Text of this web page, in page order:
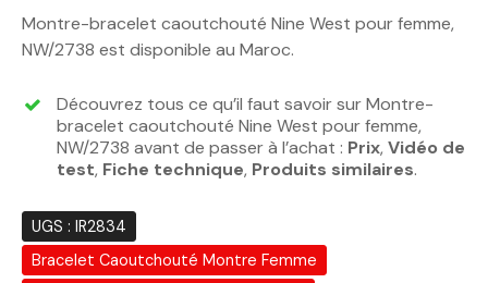
Montre-bracelet caoutchouté Nine West pour femme,
NW/2738 est disponible au Maroc.
Découvrez tous ce qu’il faut savoir sur Montre-
bracelet caoutchouté Nine West pour femme,
NW/2738 avant de passer à l’achat : Prix, Vidéo de
test, Fiche technique, Produits similaires.
UGS : IR2834
Bracelet Caoutchouté Montre Femme